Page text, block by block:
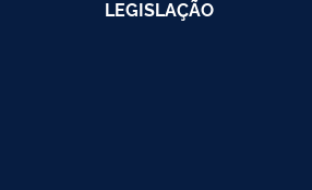
LEGISLAÇÃO